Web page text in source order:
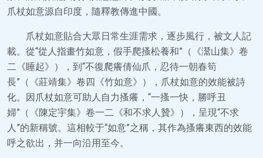
爪杖如意源自印度，隨釋教傳進中國。
爪杖如意貼合大眾日常生涯需求，逐步風行，被文人記
載。從“從人指畫竹如意，假手爬搔松養和”（《灊山集》卷
二《睡起》），到“不復爬癢倩仙爪，忍待一朝春筍
長”（《莊靖集》卷四《竹如意》），爪杖如意的效能被詩
化。因爪杖如意可助人自力搔癢，“一搔一快，勝呼丑
婦”（《陳定宇集》卷一二《和不求人贊》），呈現“不求
人”的新稱號。這相較于“如意”之稱，其作為搔癢東西的效能
呼之欲出，并一向沿用至今。